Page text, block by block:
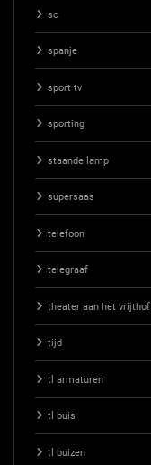
sc
spanje
sport tv
sporting
staande lamp
supersaas
telefoon
telegraaf
theater aan het vrijthof
tijd
tl armaturen
tl buis
tl buizen